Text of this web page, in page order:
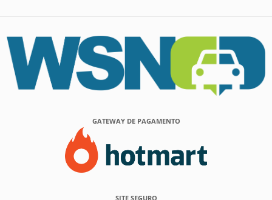
GATEWAY DE PAGAMENTO
SITE SEGURO